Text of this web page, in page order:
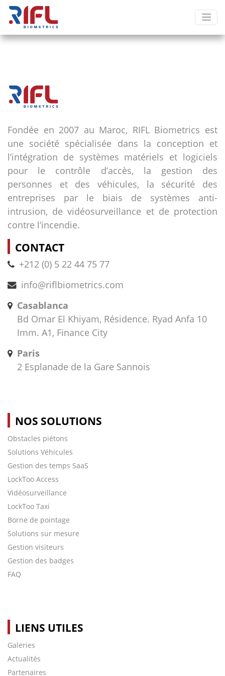
Fondée en 2007 au Maroc, RIFL Biometrics est
une société spécialisée dans la conception et
l’intégration de systèmes matériels et logiciels
pour le contrôle d’accès, la gestion des
personnes et des véhicules, la sécurité des
entreprises par le biais de systèmes anti-
intrusion, de vidéosurveillance et de protection
contre l’incendie.
CONTACT
+212 (0) 5 22 44 75 77
info@riflbiometrics.com
Casablanca
Bd Omar El Khiyam, Résidence. Ryad Anfa 10
Imm. A1, Finance City
Paris
2 Esplanade de la Gare Sannois
NOS SOLUTIONS
Obstacles piétons
Solutions Véhicules
Gestion des temps SaaS
LockToo Access
Vidéosurveillance
LockToo Taxi
Borne de pointage
Solutions sur mesure
Gestion visiteurs
Gestion des badges
FAQ
LIENS UTILES
Galeries
Actualités
Partenaires